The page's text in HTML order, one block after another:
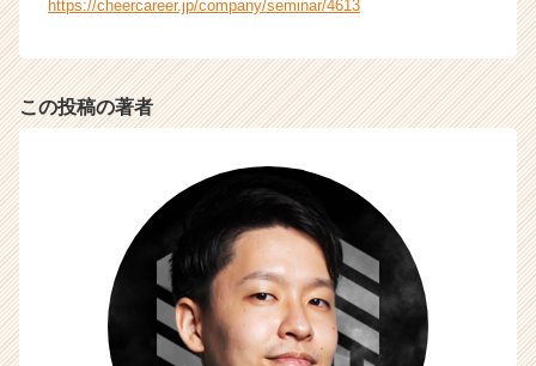
https://cheercareer.jp/company/seminar/4613
この投稿の著者